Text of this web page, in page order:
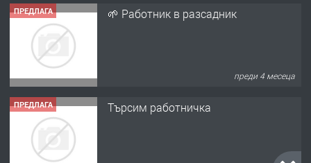
ПРЕДЛАГА 🌱 Работник в разсадник
преди 4 месеца
ПРЕДЛАГА Търсим работничка